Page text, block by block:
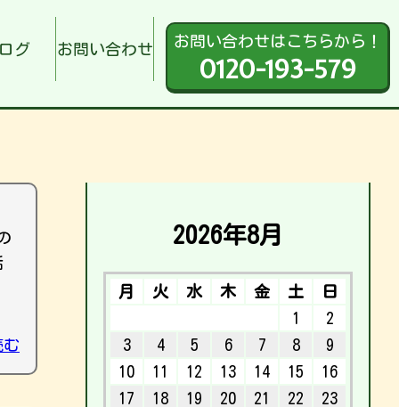
グ お問い合わせ お問い合わせはこちらから！
0120-193-579
む
2026年8月
月 火 水 木 金 土
日
1
2
3
4 5 6 7 8
9
10
11 12 13 14 15
16
17
18 19 20 21 22
23